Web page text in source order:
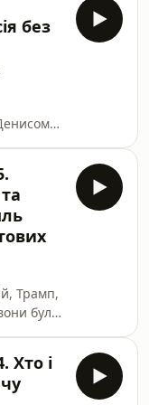
через
році
— це
не
без
Трамп,
були
та
Хто і